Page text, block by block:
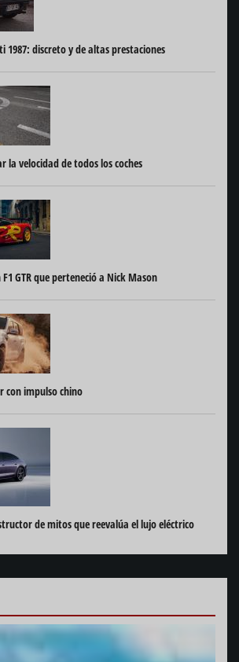
1987: discreto y de altas prestaciones
la velocidad de todos los coches
GTR que perteneció a Nick Mason
con impulso chino
de mitos que reevalúa el lujo eléctrico